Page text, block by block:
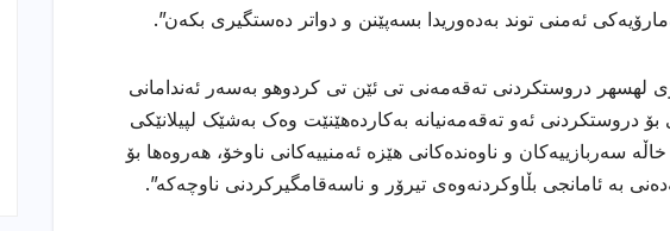
ئەمنی توند بەدەوریدا بسەپێنن و دواتر دەستگیری بکەن”.
لهسهر دروستکردنی تەقەمەنی تی ئێن تی كردوهو بەسەر ئەندامانی
دروستکردنی ئەو تەقەمەنیانە بەکاردەهێنێت وەک بەشێک لپیلانێکی
خاڵە سەربازییەکان و ناوەندەکانی هێزە ئەمنییەکانی ناوخۆ، هەروەها بۆ
بە ئامانجی بڵاوکردنەوەی تیرۆر و ناسەقامگیرکردنی ناوچەکە”.